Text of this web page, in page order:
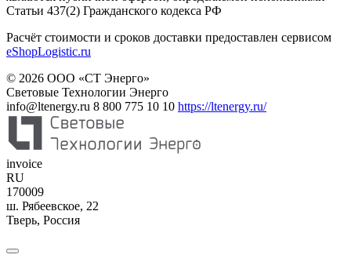
Статьи 437(2) Гражданского кодекса РФ
Расчёт стоимости и сроков доставки предоставлен сервисом
eShopLogistic.ru
© 2026 ООО «СТ Энерго»
Световые Технологии Энерго
info@ltenergy.ru 8 800 775 10 10 https://ltenergy.ru/
invoice
RU
170009
ш. Рябеевское, 22
Тверь, Россия